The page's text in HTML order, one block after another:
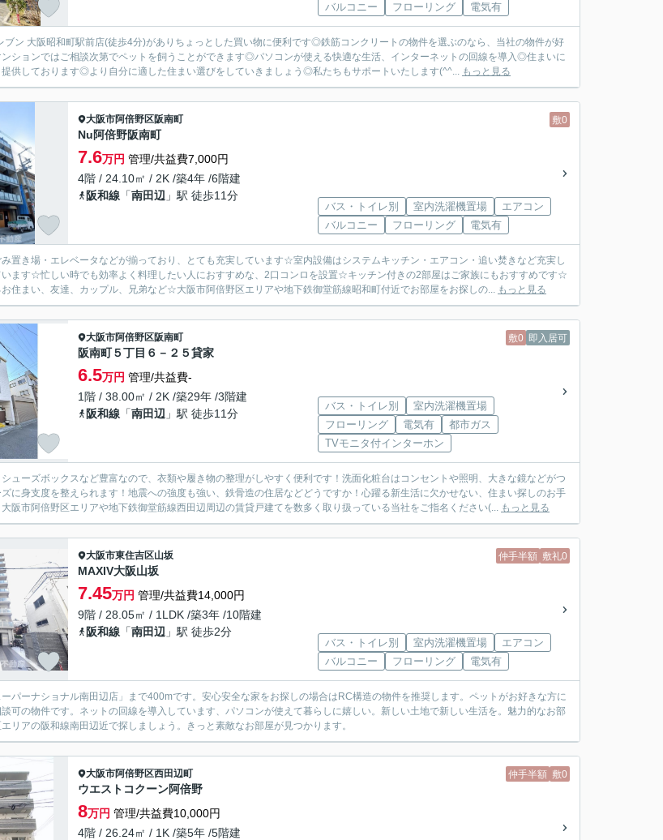
バルコニー
フローリング 電気有
ブン 大阪昭和町駅前店(徒歩4分)がありちょっとした買い物に便利です◎鉄筋コンクリートの物件を選ぶのなら、当社の物件が好
ションではご相談次第でペットを飼うことができます◎パソコンが使える快適な生活、インターネットの回線を導入◎住まいに
供しております◎より自分に適した住まい選びをしていきましょう◎私たちもサポートいたします(^^... もっと見る
敷0
大阪市阿倍野区阪南町
Nu阿倍野阪南町
7.6万円 管理/共益費7,000円
4階 / 24.10㎡ / 2K /築4年 /6階建
阪和線 「南田辺 」駅 徒歩11分
バス・トイレ別 室内洗濯機置場
エアコン
バルコニー
フローリング 電気有
置き場・エレベータなどが揃っており、とても充実しています☆室内設備はシステムキッチン・エアコン・追い焚きなど充実し
います☆忙しい時でも効率よく料理したい人におすすめな、2口コンロを設置☆キッチン付きの2部屋はご家族にもおすすめです☆
住まい、友達、カップル、兄弟など☆大阪市阿倍野区エリアや地下鉄御堂筋線昭和町付近でお部屋をお探しの... もっと見る
敷0 即入居可
大阪市阿倍野区阪南町
阪南町５丁目６－２５貸家
6.5万円 管理/共益費-
1階 / 38.00㎡ / 2K /築29年 /3階建
阪和線 「南田辺 」駅 徒歩11分
バス・トイレ別
室内洗濯機置場
フローリング
電気有
都市ガス
TVモニタ付インターホン
ューズボックスなど豊富なので、衣類や履き物の整理がしやすく便利です！洗面化粧台はコンセントや照明、大きな鏡などがつ
に身支度を整えられます！地震への強度も強い、鉄骨造の住居などどうですか！心躍る新生活に欠かせない、住まい探しのお手
阪市阿倍野区エリアや地下鉄御堂筋線西田辺周辺の賃貸戸建てを数多く取り扱っている当社をご指名ください(... もっと見る
仲手半額 敷礼0
大阪市東住吉区山坂
MAXIV大阪山坂
7.45万円 管理/共益費14,000円
9階 / 28.05㎡ / 1LDK /築3年 /10階建
阪和線 「南田辺 」駅 徒歩2分
バス・トイレ別 室内洗濯機置場
エアコン
バルコニー
フローリング 電気有
パーナショナル南田辺店」まで400mです。安心安全な家をお探しの場合はRC構造の物件を推奨します。ペットがお好きな方に
可の物件です。ネットの回線を導入しています、パソコンが使えて暮らしに嬉しい。新しい土地で新しい生活を。魅力的なお部
リアの阪和線南田辺近で探しましょう。きっと素敵なお部屋が見つかります。
仲手半額 敷0
大阪市阿倍野区西田辺町
ウエストコクーン阿倍野
8万円 管理/共益費10,000円
4階 / 26.24㎡ / 1K /築5年 /5階建